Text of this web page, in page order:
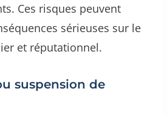
Ces risques peuvent
sérieuses sur le
et réputationnel.
suspension de